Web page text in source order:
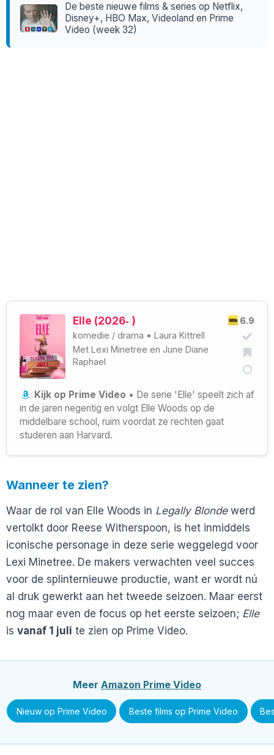
De beste nieuwe films & series op Netflix,
Disney+, HBO Max, Videoland en Prime
Video (week 32)
6.9
Elle (2026‑ )
komedie / drama • Laura Kittrell
Met Lexi Minetree en June Diane
Raphael
Kijk op Prime Video • De serie 'Elle' speelt zich af
in de jaren negentig en volgt Elle Woods op de
middelbare school, ruim voordat ze rechten gaat
studeren aan Harvard.
Wanneer te zien?
Waar de rol van Elle Woods in Legally Blondewerd
vertolkt door Reese Witherspoon, is het inmiddels
iconische personage in deze serie weggelegd voor
Lexi Minetree. De makers verwachten veel succes
voor de splinternieuwe productie, want er wordt nú
al druk gewerkt aan het tweede seizoen. Maar eerst
nog maar even de focus op het eerste seizoen; Elle
is vanaf 1 juli te zien op Prime Video.
Meer Amazon Prime Video
Nieuw op Prime Video Beste films op Prime Video